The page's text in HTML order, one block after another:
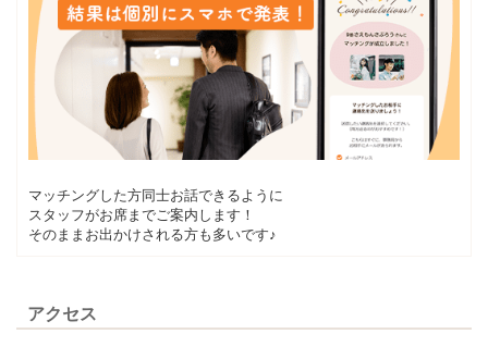
マッチングした方同士お話できるように
スタッフがお席までご案内します！
そのままお出かけされる方も多いです♪
アクセス